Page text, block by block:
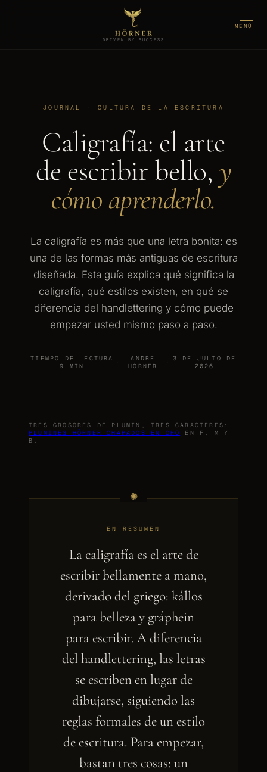
DRIVEN BY SUCCESS
MENÚ
JOURNAL · CULTURA DE LA ESCRITURA
Caligrafía: el arte
de escribir bello, y
cómo aprenderlo.
La caligrafía es más que una letra bonita: es
una de las formas más antiguas de escritura
diseñada. Esta guía explica qué significa la
caligrafía, qué estilos existen, en qué se
diferencia del handlettering y cómo puede
empezar usted mismo paso a paso.
TIEMPO DE LECTURA
9 MIN
·
ANDRE
HÖRNER
·
3 DE JULIO DE
2026
TRES GROSORES DE PLUMÍN, TRES CARACTERES:
PLUMINES HÖRNER CHAPADOS EN ORO
EN F, M Y
B.
EN RESUMEN
La caligrafía es el arte de
escribir bellamente a mano,
derivado del griego: kállos
para belleza y gráphein
para escribir. A diferencia
del handlettering, las letras
se escriben en lugar de
dibujarse, siguiendo las
reglas formales de un estilo
de escritura. Para empezar,
bastan tres cosas: un